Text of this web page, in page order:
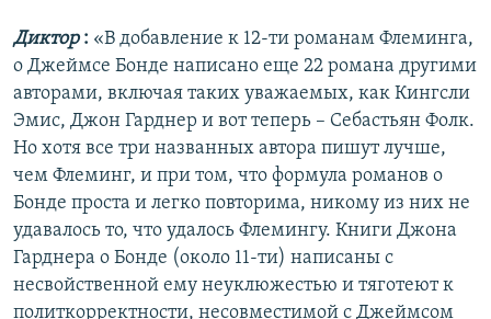
Диктор: «В добавление к 12-ти романам Флеминга,
о Джеймсе Бонде написано еще 22 романа другими
авторами, включая таких уважаемых, как Кингсли
Эмис, Джон Гарднер и вот теперь – Себастьян Фолк.
Но хотя все три названных автора пишут лучше,
чем Флеминг, и при том, что формула романов о
Бонде проста и легко повторима, никому из них не
удавалось то, что удалось Флемингу. Книги Джона
Гарднера о Бонде (около 11-ти) написаны с
несвойственной ему неуклюжестью и тяготеют к
политкорректности, несовместимой с Джеймсом